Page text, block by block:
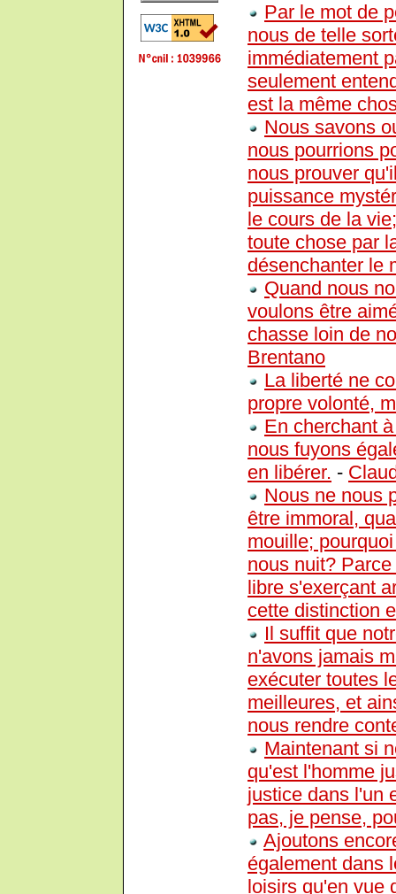
Par le mot de
nous de telle
immédiatement
seulement
est la même
Nous savons
nous pourrions
nous prouver
puissance
le cours de la
toute chose par
désenchanter le
Quand nous
voulons être
chasse loin de
Brentano
La liberté ne
propre volonté,
En cherchant
nous fuyons
en libérer. -
Nous ne nous
être immoral,
mouille;
nous nuit?
libre s'exerçant
cette distinction
Il suffit que
n'avons jamais
exécuter toutes
meilleures, et
nous rendre
Maintenant si
qu'est l'homme
justice dans l'un
pas, je pense,
Ajoutons
également dans
loisirs qu'en vue